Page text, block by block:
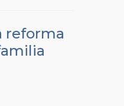
reforma